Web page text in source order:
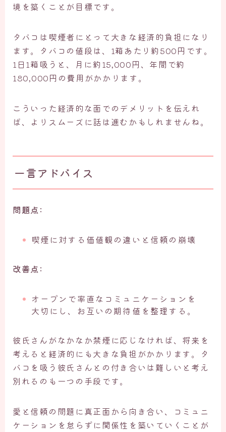
境を築くことが目標です。
タバコは喫煙者にとって大きな経済的負担になり
ます。タバコの値段は、1箱あたり約500円です。
1日1箱吸うと、月に約15,000円、年間で約
180,000円の費用がかかります。
こういった経済的な面でのデメリットを伝えれ
ば、よりスムーズに話は進むかもしれませんね。
一言アドバイス
問題点:
喫煙に対する価値観の違いと信頼の崩壊
改善点:
オープンで率直なコミュニケーションを
大切にし、お互いの期待値を整理する。
彼氏さんがなかなか禁煙に応じなければ、将来を
考えると経済的にも大きな負担がかかります。タ
バコを吸う彼氏さんとの付き合いは難しいと考え
別れるのも一つの手段です。
愛と信頼の問題に真正面から向き合い、コミュニ
ケーションを怠らずに関係性を築いていくことが